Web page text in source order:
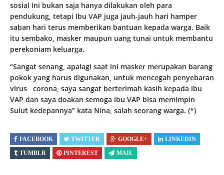
sosial ini bukan saja hanya dilakukan oleh para
pendukung, tetapi Ibu VAP juga jauh-jauh hari hamper
saban hari terus memberikan bantuan kepada warga. Baik
itu sembako, masker maupun uang tunai untuk membantu
perekoniam keluarga.
“Sangat senang, apalagi saat ini masker merupakan barang
pokok yang harus digunakan, untuk mencegah penyebaran
virus corona, saya sangat berterimah kasih kepada ibu
VAP dan saya doakan semoga ibu VAP bisa memimpin
Sulut kedepannya” kata Nina, salah seorang warga. (*)
FACEBOOK TWITTER GOOGLE+
LINKEDIN
TUMBLR
PINTEREST MAIL